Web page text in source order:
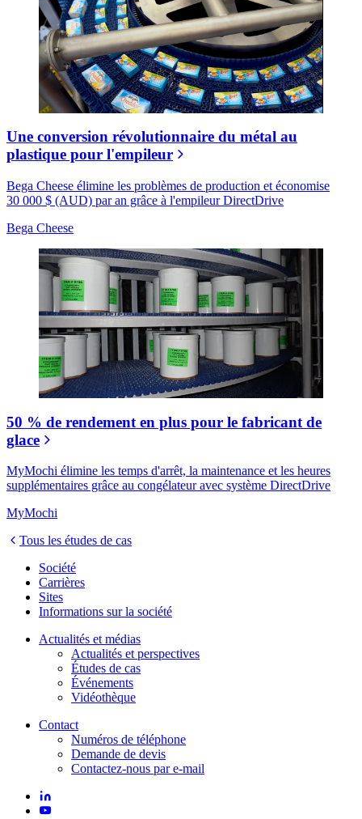
Une conversion révolutionnaire du métal au
plastique pour l'empileur
Bega Cheese élimine les problèmes de production et économise
30 000 $ (AUD) par an grâce à l'empileur DirectDrive
Bega Cheese
50 % de rendement en plus pour le fabricant de
glace
MyMochi élimine les temps d'arrêt, la maintenance et les heures
supplémentaires grâce au congélateur avec système DirectDrive
MyMochi
Tous les études de cas
Société
Carrières
Sites
Informations sur la société
Actualités et médias
Actualités et perspectives
Études de cas
Événements
Vidéothèque
Contact
Numéros de téléphone
Demande de devis
Contactez-nous par e-mail